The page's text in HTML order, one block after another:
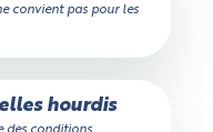
convient pas pour les
hourdis